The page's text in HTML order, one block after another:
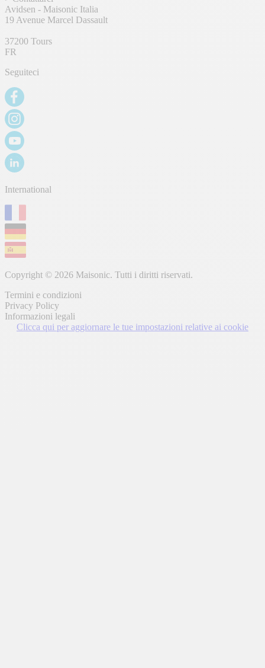
Avidsen - Maisonic Italia
19 Avenue Marcel Dassault
37200 Tours
FR
Seguiteci
International
Copyright © 2026 Maisonic. Tutti i diritti riservati.
Termini e condizioni
Privacy Policy
Informazioni legali
Clicca qui per aggiornare le tue impostazioni relative ai cookie